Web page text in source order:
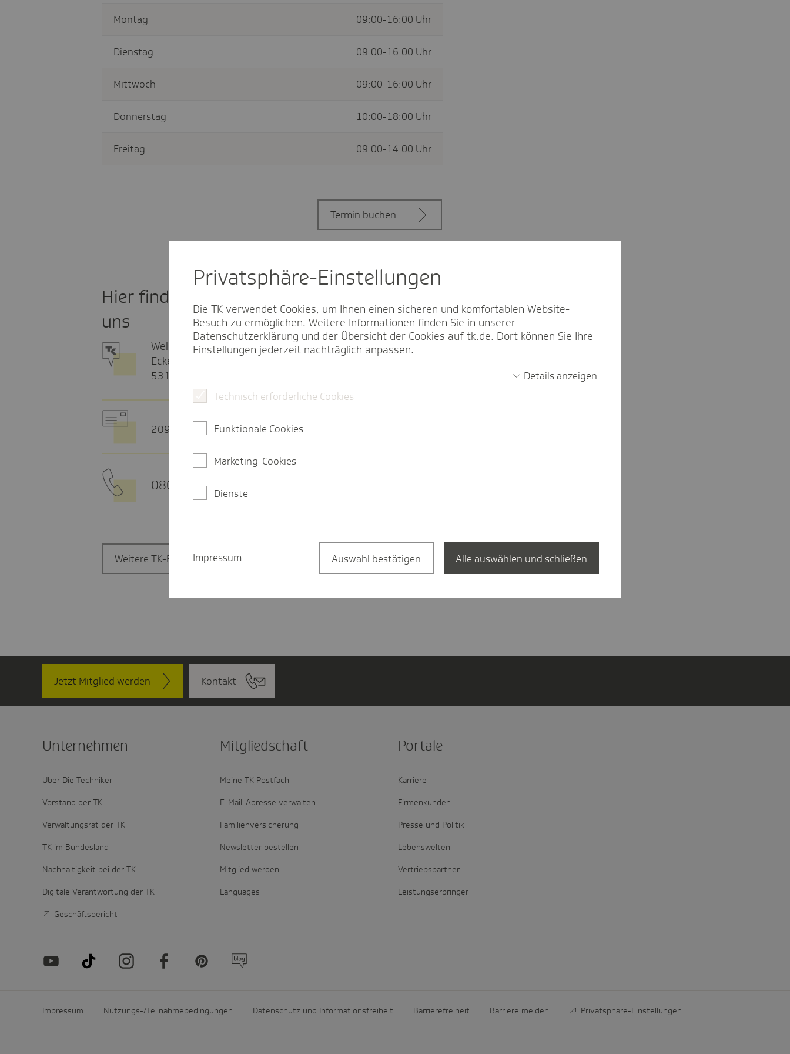
Montag 09:00-16:00 Uhr
Dienstag 09:00-16:00 Uhr
Mittwoch 09:00-16:00 Uhr
Donnerstag 10:00-18:00 Uhr
Freitag 09:00-14:00 Uhr
Termin buchen
Hier finden Sie
uns
Welschnonnenstr. 5
Ecke Stiftsplatz
53111 Bonn
20915 Hamburg
0800 - 285 85 85
Weitere TK-Filiale finden
Jetzt Mitglied werden Kontakt
Unter­nehmen
Über Die Techniker
Vorstand der TK
Verwaltungsrat der TK
TK im Bundesland
Nachhaltigkeit bei der TK
Digitale Verantwortung der TK
Geschäftsbericht
Mitglied­schaft
Meine TK Postfach
E-Mail-Adresse verwalten
Familienversicherung
Newsletter bestellen
Mitglied werden
Languages
Portale
Karriere
Firmenkunden
Presse und Politik
Lebenswelten
Vertriebspartner
Leistungserbringer
Impressum Nutzungs-/Teilnahmebedingungen Datenschutz und Informationsfreiheit Barrierefreiheit Barriere melden Privatsphäre-Einstellungen
Privat­sphäre-Einstel­lungen
Die TK verwendet Cookies, um Ihnen einen sicheren und komfortablen Website-
Besuch zu ermöglichen. Weitere Informationen finden Sie in unserer
Datenschutzerklärung und der Übersicht der Cookies auf tk.de. Dort können Sie Ihre
Einstellungen jederzeit nachträglich anpassen.
Details anzeigen
Technisch erforderliche Cookies
Funktionale Cookies
Marketing-Cookies
Dienste
Impressum Auswahl bestätigen Alle auswählen und schließen